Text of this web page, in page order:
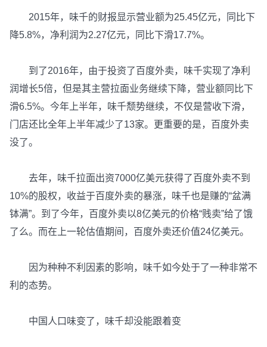
2015年，味千的财报显示营业额为25.45亿元，同比下
降5.8%，净利润为2.27亿元，同比下滑17.7%。
到了2016年，由于投资了百度外卖，味千实现了净利
润增长5倍，但是其主营拉面业务继续下降，营业额同比下
滑6.5%。今年上半年，味千颓势继续，不仅是营收下滑，
门店还比全年上半年减少了13家。更重要的是，百度外卖
没了。
去年，味千拉面出资7000亿美元获得了百度外卖不到
10%的股权，收益于百度外卖的暴涨，味千也是赚的“盆满
钵满”。到了今年，百度外卖以8亿美元的价格“贱卖”给了饿
了么。而在上一轮估值期间，百度外卖还价值24亿美元。
因为种种不利因素的影响，味千如今处于了一种非常不
利的态势。
中国人口味变了，味千却没能跟着变